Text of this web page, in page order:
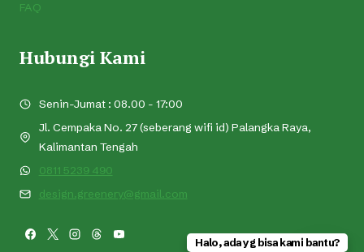
FAQ
Hubungi Kami
Senin-Jumat : 08.00 - 17:00
Jl. Cempaka No. 27 (seberang wifi id) Palangka Raya,
Kalimantan Tengah
0811 5239 490
design.greenery@gmail.com
Halo, ada yg bisa kami bantu?